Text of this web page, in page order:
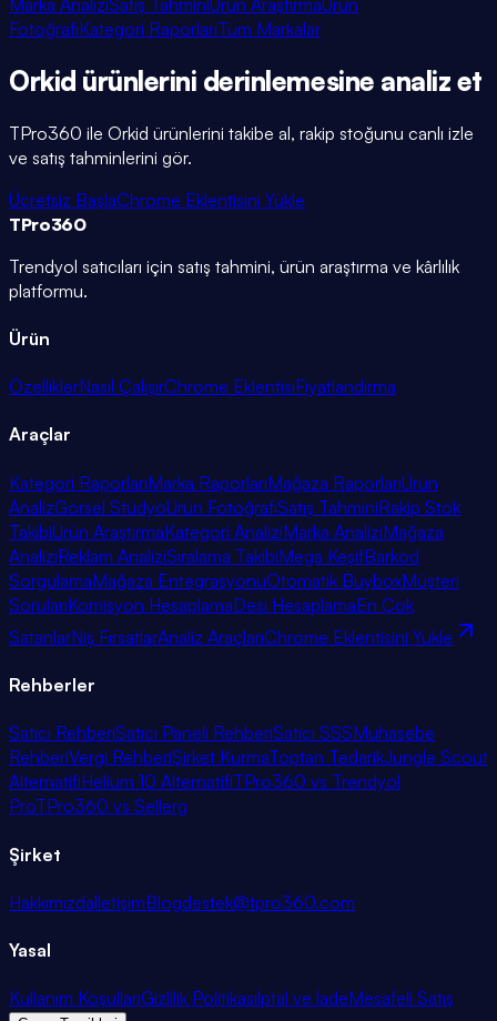
FotoğrafıKategori RaporlarıTüm Markalar
Orkid ürünlerini derinlemesine analiz et
TPro360 ile Orkid ürünlerini takibe al, rakip stoğunu canlı izle
ve satış tahminlerini gör.
Ücretsiz BaşlaChrome Eklentisini Yükle
TPro360
Trendyol satıcıları için satış tahmini, ürün araştırma ve kârlılık
platformu.
Ürün
ÖzelliklerNasıl ÇalışırChrome EklentisiFiyatlandırma
Araçlar
Kategori RaporlarıMarka RaporlarıMağaza RaporlarıÜrün
AnalizGörsel StüdyoÜrün FotoğrafıSatış TahminiRakip Stok
TakibiÜrün AraştırmaKategori AnaliziMarka AnaliziMağaza
AnaliziReklam AnaliziSıralama TakibiMega KeşifBarkod
SorgulamaMağaza EntegrasyonuOtomatik BuyboxMüşteri
SorularıKomisyon HesaplamaDesi HesaplamaEn Çok
SatanlarNiş FırsatlarAnaliz AraçlarıChrome Eklentisini Yükle
Rehberler
Satıcı RehberiSatıcı Paneli RehberiSatıcı SSSMuhasebe
RehberiVergi RehberiŞirket KurmaToptan TedarikJungle Scout
AlternatifiHelium 10 AlternatifiTPro360 vs Trendyol
ProTPro360 vs Sellerg
Şirket
HakkımızdaİletişimBlogdestek@tpro360.com
Yasal
Kullanım KoşullarıGizlilik Politikasıİptal ve İadeMesafeli Satış